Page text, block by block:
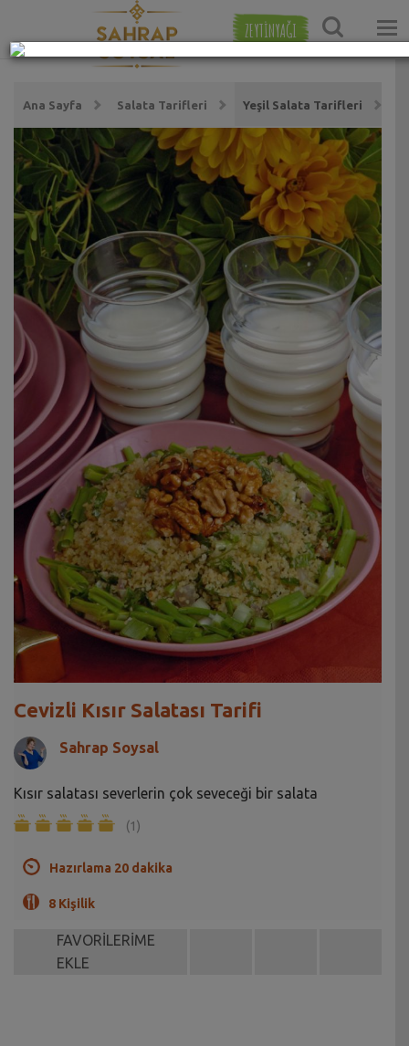
ZEYTİNYAĞI
Ana Sayfa Salata Tarifleri Yeşil Salata Tarifleri
Cevizli Kısır Salatası Tarifi
Sahrap Soysal
Kısır salatası severlerin çok seveceği bir salata
(1)
Hazırlama 20 dakika
8 Kişilik
FAVORİLERİME
EKLE